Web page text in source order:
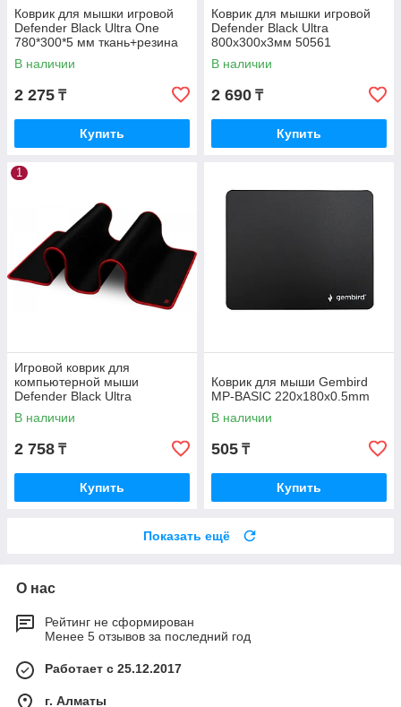
Коврик для мышки игровой
Defender Black Ultra One
780*300*5 мм ткань+резина
50004
В наличии
2 275 ₸
Купить
Коврик для мышки игровой
Defender Black Ultra
800х300х3мм 50561
В наличии
2 690 ₸
Купить
1
Игровой коврик для
компьютерной мыши
Defender Black Ultra
800х300х3мм черный 50561
В наличии
2 758 ₸
Купить
Коврик для мыши Gembird
MP-BASIC 220x180x0.5mm
В наличии
505 ₸
Купить
Показать ещё
О нас
Рейтинг не сформирован
Менее 5 отзывов за последний год
Работает с 25.12.2017
г. Алматы